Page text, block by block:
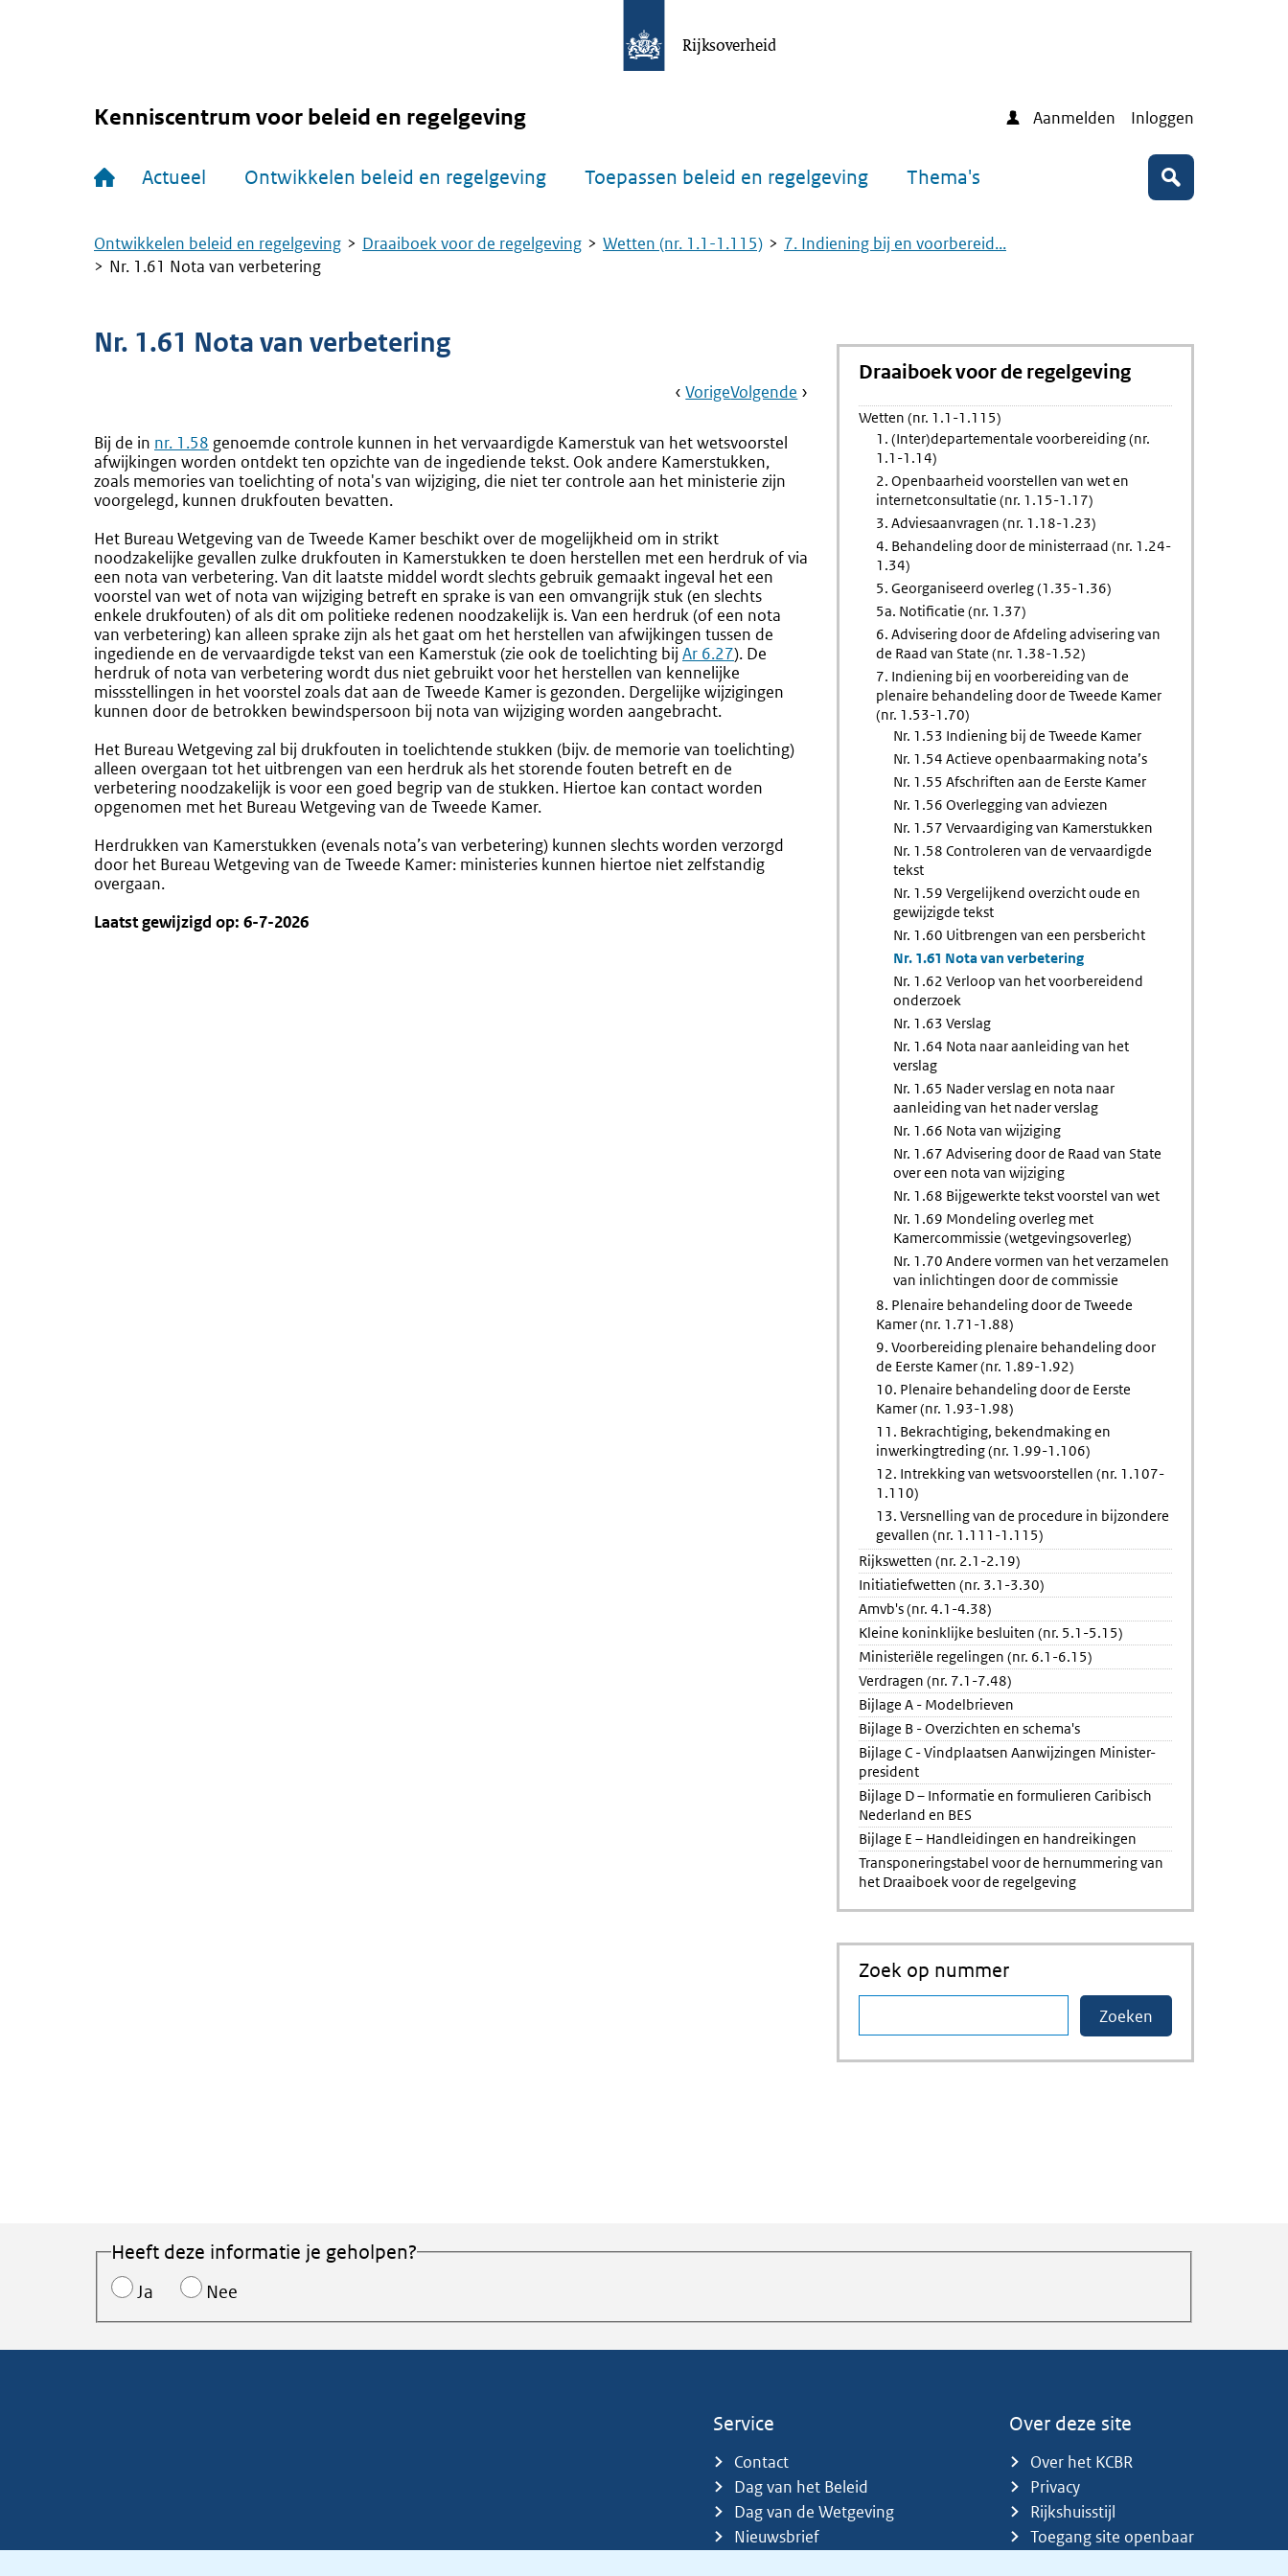
Rijksoverheid
Kenniscentrum voor beleid en regelgeving Aanmelden Inloggen
Actueel Ontwikkelen beleid en regelgeving Toepassen beleid en regelgeving Thema's Zoeken
Kruimelpad
Ontwikkelen beleid en regelgeving Draaiboek voor de regelgeving Wetten (nr. 1.1-1.115)
7. Indiening bij en voorbereid...
Nr. 1.61 Nota van verbetering
Nr. 1.61 Nota van verbetering
Book
Ga
VorigePagina:
Uitbrengen
Van
Een
Ga
Volgende Pagina:
Voorbereidend
Bij de in nr. 1.58 genoemde controle kunnen in het vervaardigde Kamerstuk van het wetsvoorstel
afwijkingen worden ontdekt ten opzichte van de ingediende tekst. Ook andere Kamerstukken,
zoals memories van toelichting of nota's van wijziging, die niet ter controle aan het ministerie zijn
voorgelegd, kunnen drukfouten bevatten.
Het Bureau Wetgeving van de Tweede Kamer beschikt over de mogelijkheid om in strikt
noodzakelijke gevallen zulke drukfouten in Kamerstukken te doen herstellen met een herdruk of via
een nota van verbetering. Van dit laatste middel wordt slechts gebruik gemaakt ingeval het een
voorstel van wet of nota van wijziging betreft en sprake is van een omvangrijk stuk (en slechts
enkele drukfouten) of als dit om politieke redenen noodzakelijk is. Van een herdruk (of een nota
van verbetering) kan alleen sprake zijn als het gaat om het herstellen van afwijkingen tussen de
ingediende en de vervaardigde tekst van een Kamerstuk (zie ook de toelichting bij Ar 6.27). De
herdruk of nota van verbetering wordt dus niet gebruikt voor het herstellen van kennelijke
missstellingen in het voorstel zoals dat aan de Tweede Kamer is gezonden. Dergelijke wijzigingen
kunnen door de betrokken bewindspersoon bij nota van wijziging worden aangebracht.
Het Bureau Wetgeving zal bij drukfouten in toelichtende stukken (bijv. de memorie van toelichting)
alleen overgaan tot het uitbrengen van een herdruk als het storende fouten betreft en de
verbetering noodzakelijk is voor een goed begrip van de stukken. Hiertoe kan contact worden
opgenomen met het Bureau Wetgeving van de Tweede Kamer.
Herdrukken van Kamerstukken (evenals nota’s van verbetering) kunnen slechts worden verzorgd
door het Bureau Wetgeving van de Tweede Kamer: ministeries kunnen hiertoe niet zelfstandig
overgaan.
Laatst gewijzigd op: 6-7-2026
Draaiboek voor de regelgeving
Wetten (nr. 1.1-1.115)
1. (Inter)departementale voorbereiding (nr.
1.1-1.14)
2. Openbaarheid voorstellen van wet en
internetconsultatie (nr. 1.15-1.17)
3. Adviesaanvragen (nr. 1.18-1.23)
4. Behandeling door de ministerraad (nr. 1.24-
1.34)
5. Georganiseerd overleg (1.35-1.36)
5a. Notificatie (nr. 1.37)
6. Advisering door de Afdeling advisering van
de Raad van State (nr. 1.38-1.52)
7. Indiening bij en voorbereiding van de
plenaire behandeling door de Tweede Kamer
(nr. 1.53-1.70)
Nr. 1.53 Indiening bij de Tweede Kamer
Nr. 1.54 Actieve openbaarmaking nota’s
Nr. 1.55 Afschriften aan de Eerste Kamer
Nr. 1.56 Overlegging van adviezen
Nr. 1.57 Vervaardiging van Kamerstukken
Nr. 1.58 Controleren van de vervaardigde
tekst
Nr. 1.59 Vergelijkend overzicht oude en
gewijzigde tekst
Nr. 1.60 Uitbrengen van een persbericht
Nr. 1.61 Nota van verbetering
Nr. 1.62 Verloop van het voorbereidend
onderzoek
Nr. 1.63 Verslag
Nr. 1.64 Nota naar aanleiding van het
verslag
Nr. 1.65 Nader verslag en nota naar
aanleiding van het nader verslag
Nr. 1.66 Nota van wijziging
Nr. 1.67 Advisering door de Raad van State
over een nota van wijziging
Nr. 1.68 Bijgewerkte tekst voorstel van wet
Nr. 1.69 Mondeling overleg met
Kamercommissie (wetgevingsoverleg)
Nr. 1.70 Andere vormen van het verzamelen
van inlichtingen door de commissie
8. Plenaire behandeling door de Tweede
Kamer (nr. 1.71-1.88)
9. Voorbereiding plenaire behandeling door
de Eerste Kamer (nr. 1.89-1.92)
10. Plenaire behandeling door de Eerste
Kamer (nr. 1.93-1.98)
11. Bekrachtiging, bekendmaking en
inwerkingtreding (nr. 1.99-1.106)
12. Intrekking van wetsvoorstellen (nr. 1.107-
1.110)
13. Versnelling van de procedure in bijzondere
gevallen (nr. 1.111-1.115)
Rijkswetten (nr. 2.1-2.19)
Initiatiefwetten (nr. 3.1-3.30)
Amvb's (nr. 4.1-4.38)
Kleine koninklijke besluiten (nr. 5.1-5.15)
Ministeriële regelingen (nr. 6.1-6.15)
Verdragen (nr. 7.1-7.48)
Bijlage A - Modelbrieven
Bijlage B - Overzichten en schema's
Bijlage C - Vindplaatsen Aanwijzingen Minister-
president
Bijlage D – Informatie en formulieren Caribisch
Nederland en BES
Bijlage E – Handleidingen en handreikingen
Transponeringstabel voor de hernummering van
het Draaiboek voor de regelgeving
Zoek op nummer
Heeft deze informatie je geholpen?
Ja Nee
Service
Contact
Dag van het Beleid
Dag van de Wetgeving
Nieuwsbrief
Over deze site
Over het KCBR
Privacy
Rijkshuisstijl
Toegang site openbaar